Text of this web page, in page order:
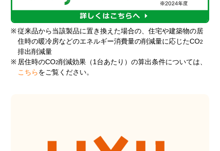
※ 従来品から当該製品に置き換えた場合の、住宅や建築物の居
住時の暖冷房などのエネルギー消費量の削減量に応じたCO2
排出削減量
※ 居住時のCO2削減効果（1台あたり）の算出条件については、
こちら をご覧ください。